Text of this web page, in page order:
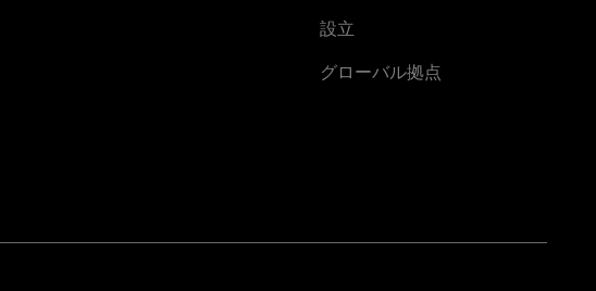
設立
グローバル拠点